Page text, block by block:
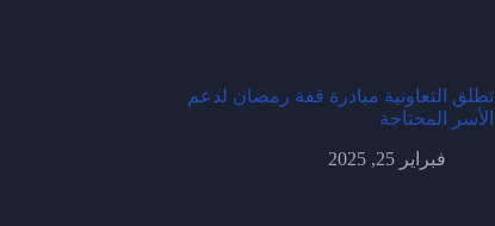
تطلق التعاونية مبادرة قفة رمضان لدعم
الأسر المحتاجة
فبراير 25, 2025